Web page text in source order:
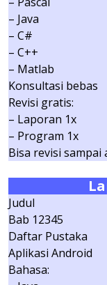
– Java
– C#
– C++
– Matlab
Konsultasi bebas
Revisi gratis:
– Laporan 1x
– Program 1x
Bisa revisi sampai
Judul
Bab 12345
Daftar Pustaka
Aplikasi Android
Bahasa: